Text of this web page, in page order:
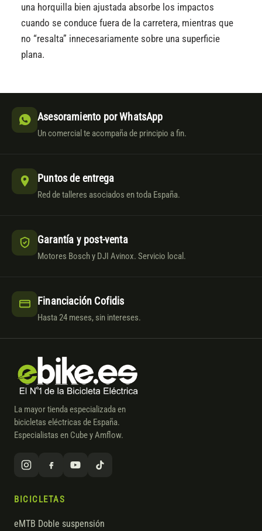
una horquilla bien ajustada absorbe los impactos
cuando se conduce fuera de la carretera, mientras que
no “resalta” innecesariamente sobre una superficie
plana.
Asesoramiento por WhatsApp
Un comercial te acompaña de principio a fin.
Puntos de entrega
Red de talleres asociados en toda España.
Garantía y post-venta
Motores Bosch y DJI Avinox. Servicio local.
Financiación Cofidis
Hasta 24 meses, sin intereses.
La mayor tienda especializada en
bicicletas eléctricas de España.
Especialistas en Cube y Amflow.
BICICLETAS
eMTB Doble suspensión